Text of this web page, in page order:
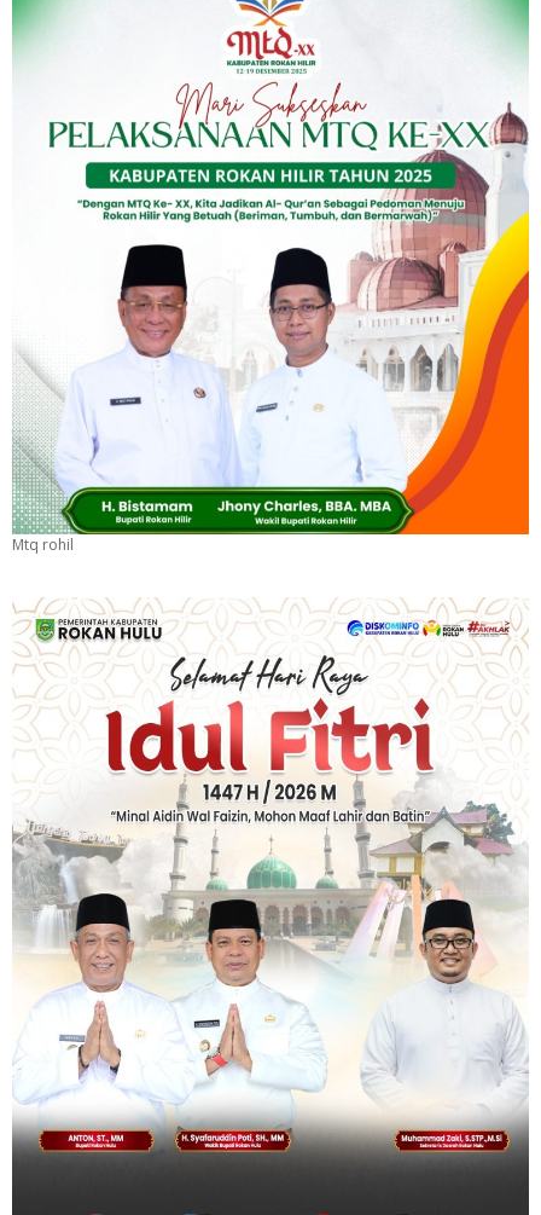
Mtq rohil